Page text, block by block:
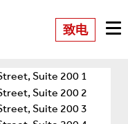
致电